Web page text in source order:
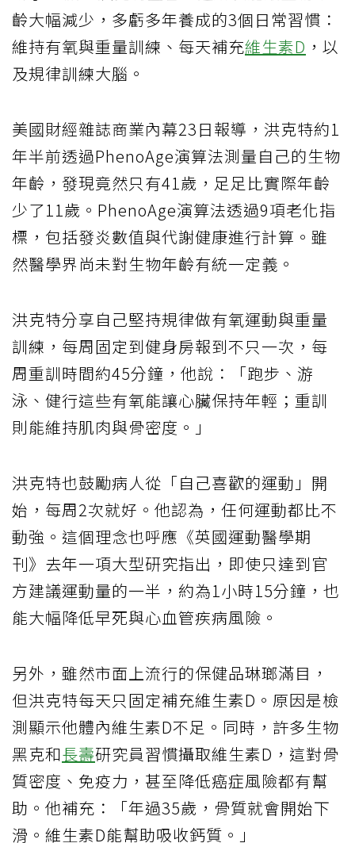
齡大幅減少，多虧多年養成的3個日常習慣：
維持有氧與重量訓練、每天補充維生素D ，以
及規律訓練大腦。
美國財經雜誌商業內幕23日報導，洪克特約1
年半前透過PhenoAge演算法測量自己的生物
年齡，發現竟然只有41歲，足足比實際年齡
少了11歲。PhenoAge演算法透過9項老化指
標，包括發炎數值與代謝健康進行計算。雖
然醫學界尚未對生物年齡有統一定義。
洪克特分享自己堅持規律做有氧運動與重量
訓練，每周固定到健身房報到不只一次，每
周重訓時間約45分鐘，他說：「跑步、游
泳、健行這些有氧能讓心臟保持年輕；重訓
則能維持肌肉與骨密度。」
洪克特也鼓勵病人從「自己喜歡的運動」開
始，每周2次就好。他認為，任何運動都比不
動強。這個理念也呼應《英國運動醫學期
刊》去年一項大型研究指出，即使只達到官
方建議運動量的一半，約為1小時15分鐘，也
能大幅降低早死與心血管疾病風險。
另外，雖然市面上流行的保健品琳瑯滿目，
但洪克特每天只固定補充維生素D。原因是檢
測顯示他體內維生素D不足。同時，許多生物
黑克和長壽研究員習慣攝取維生素D，這對骨
質密度、免疫力，甚至降低癌症風險都有幫
助。他補充：「年過35歲，骨質就會開始下
滑。維生素D能幫助吸收鈣質。」